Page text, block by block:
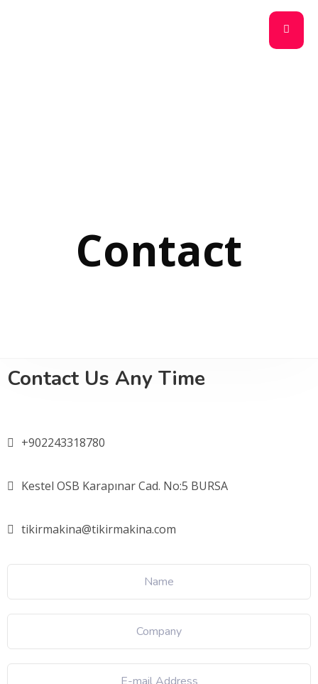
Contact
Contact Us Any Time
+902243318780
Kestel OSB Karapınar Cad. No:5 BURSA
tikirmakina@tikirmakina.com